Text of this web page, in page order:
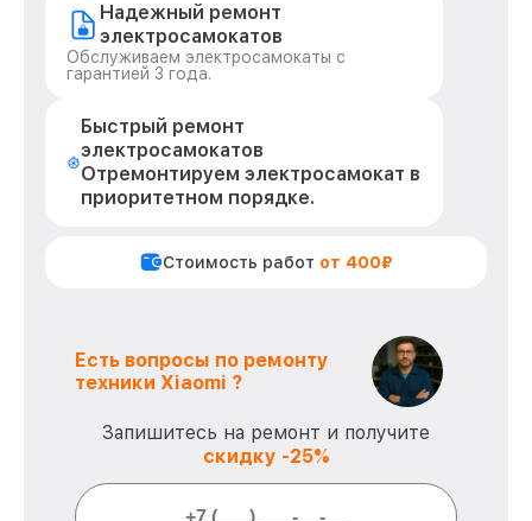
Надежный ремонт
электросамокатов
Обслуживаем электросамокаты с
гарантией 3 года.
Быстрый ремонт
электросамокатов
Отремонтируем электросамокат в
приоритетном порядке.
Стоимость работ от 400₽
Есть вопросы по ремонту
техники Xiaomi ?
Запишитесь на ремонт и получите
скидку -25%